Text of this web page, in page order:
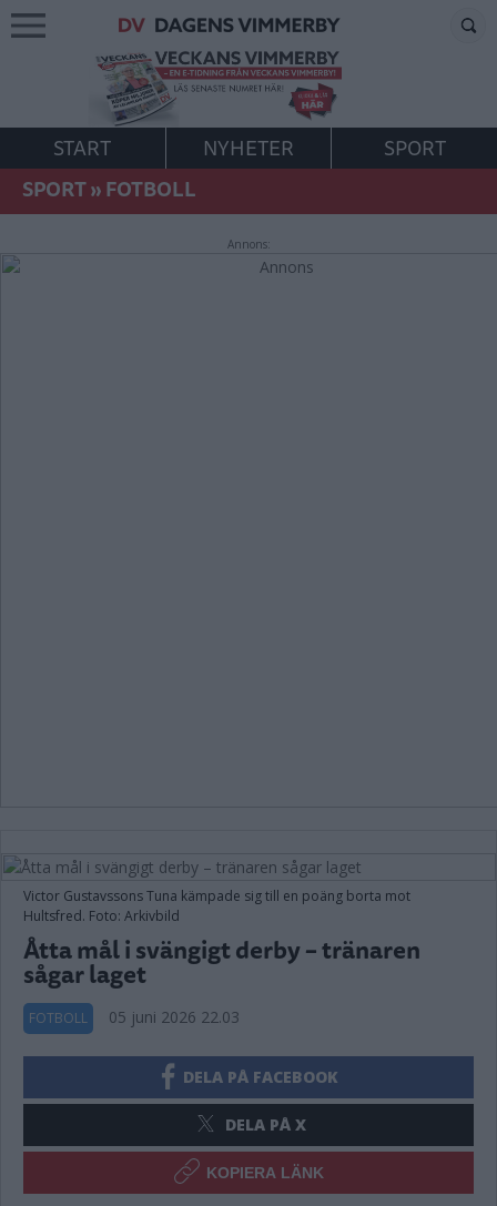
START NYHETER
SPORT
SPORT»FOTBOLL
Annons:
Victor Gustavssons Tuna kämpade sig till en poäng borta mot
Hultsfred. Foto: Arkivbild
Åtta mål i svängigt derby – tränaren
sågar laget
FOTBOLL 05 juni 2026 22.03
DELA PÅ FACEBOOK
DELA PÅ X
KOPIERA LÄNK